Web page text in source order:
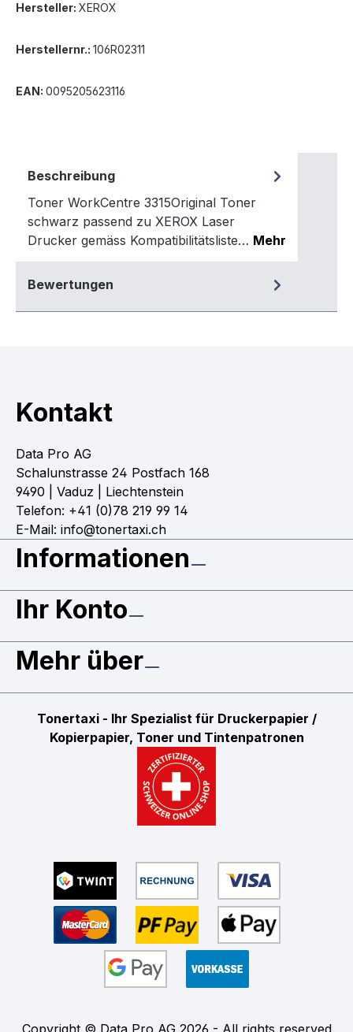
Hersteller: XEROX
Herstellernr.: 106R02311
EAN: 0095205623116
Beschreibung
Toner WorkCentre 3315Original Toner
schwarz passend zu XEROX Laser
Drucker gemäss Kompatibilitätsliste… Mehr
Bewertungen
Kontakt
Data Pro AG
Schalunstrasse 24 Postfach 168
9490 | Vaduz | Liechtenstein
Telefon: +41 (0)78 219 99 14
E-Mail: info@tonertaxi.ch
Informationen
Ihr Konto
Mehr über
Tonertaxi - Ihr Spezialist für Druckerpapier /
Kopierpapier, Toner und Tintenpatronen